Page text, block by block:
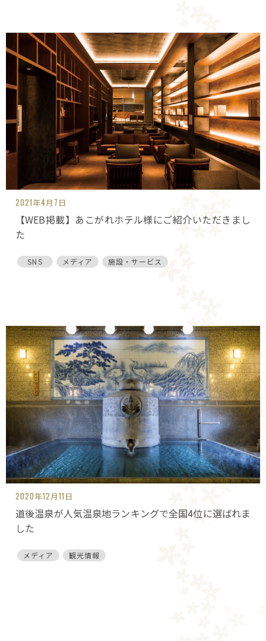
2021年4月7日
【WEB掲載】あこがれホテル様にご紹介いただきまし
た
SNS メディア 施設・サービス
2020年12月11日
道後温泉が人気温泉地ランキングで全国4位に選ばれま
した
メディア 観光情報